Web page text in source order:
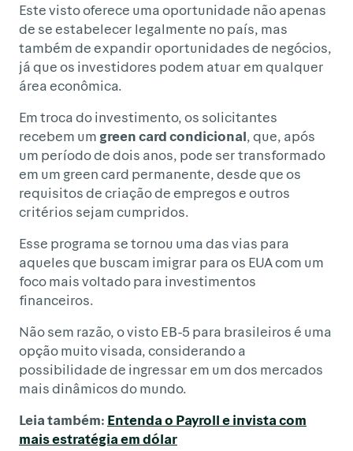
Este visto oferece uma oportunidade não apenas
de se estabelecer legalmente no país, mas
também de expandir oportunidades de negócios,
já que os investidores podem atuar em qualquer
área econômica.
Em troca do investimento, os solicitantes
recebem um green card condicional, que, após
um período de dois anos, pode ser transformado
em um green card permanente, desde que os
requisitos de criação de empregos e outros
critérios sejam cumpridos.
Esse programa se tornou uma das vias para
aqueles que buscam imigrar para os EUA com um
foco mais voltado para investimentos
financeiros.
Não sem razão, o visto EB-5 para brasileiros é uma
opção muito visada, considerando a
possibilidade de ingressar em um dos mercados
mais dinâmicos do mundo.
Leia também: Entenda o Payroll e invista com
mais estratégia em dólar